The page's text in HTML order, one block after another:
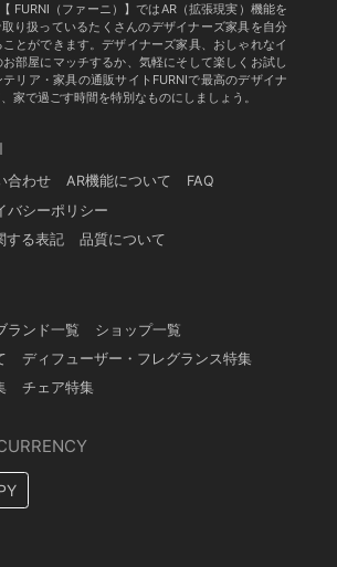
FURNI（ファーニ）】ではAR（拡張現実）機能を
り扱っているたくさんのデザイナーズ家具を自分
とができます。デザイナーズ家具、おしゃれなイ
部屋にマッチするか、気軽にそして楽しくお試し
リア・家具の通販サイトFURNIで最高のデザイナ
家で過ごす時間を特別なものにしましょう。
合わせ AR機能について
FAQ
バシーポリシー
する表記
品質について
ランド一覧
ショップ一覧
ディフューザー・フレグランス特集
チェア特集